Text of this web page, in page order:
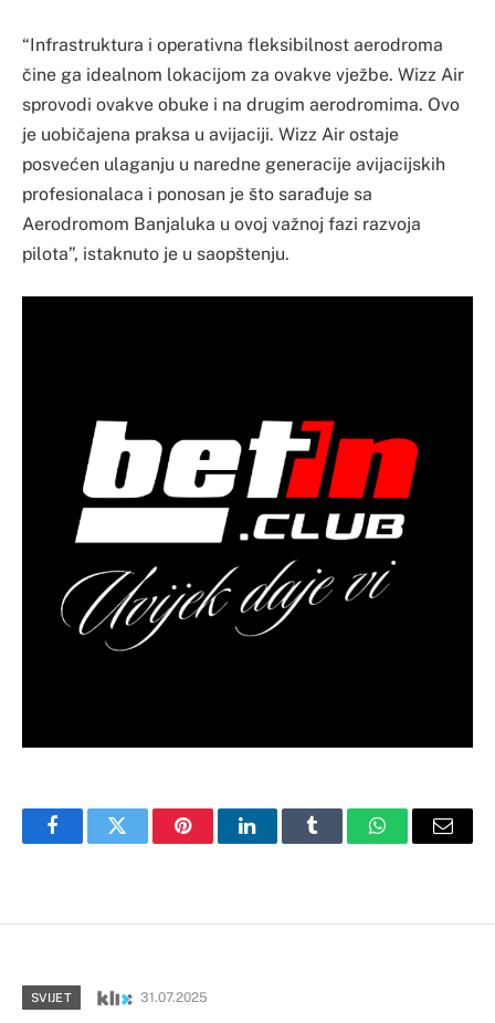
“Infrastruktura i operativna fleksibilnost aerodroma
čine ga idealnom lokacijom za ovakve vježbe. Wizz Air
sprovodi ovakve obuke i na drugim aerodromima. Ovo
je uobičajena praksa u avijaciji. Wizz Air ostaje
posvećen ulaganju u naredne generacije avijacijskih
profesionalaca i ponosan je što sarađuje sa
Aerodromom Banjaluka u ovoj važnoj fazi razvoja
pilota”, istaknuto je u saopštenju.
FacebookTwitter PinterestLinkedInTumblr WhatsAppEmail
SVIJET 31.07.2025